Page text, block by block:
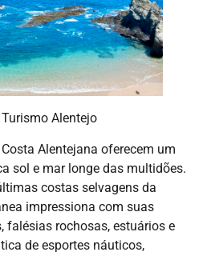
Alentejo
Alentejana oferecem um
sol e mar longe das multidões.
costas selvagens da
impressiona com suas
falésias rochosas, estuários e
de esportes náuticos,